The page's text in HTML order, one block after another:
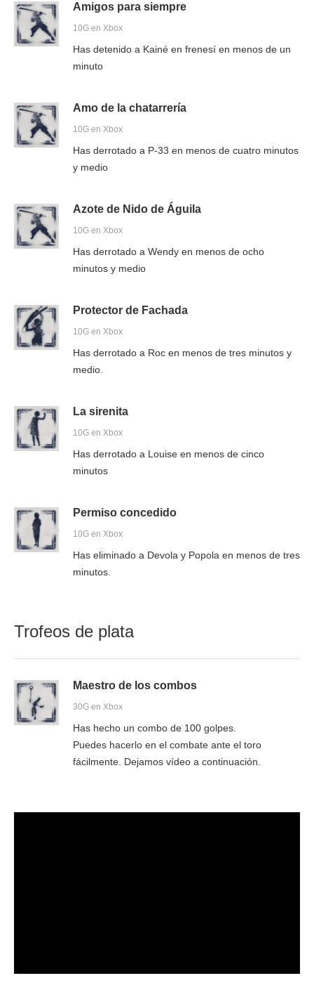
Amigos para siempre
10G en Xbox
Has detenido a Kainé en frenesí en menos de un
minuto
Amo de la chatarrería
10G en Xbox
Has derrotado a P-33 en menos de cuatro minutos
y medio
Azote de Nido de Águila
10G en Xbox
Has derrotado a Wendy en menos de ocho
minutos y medio
Protector de Fachada
10G en Xbox
Has derrotado a Roc en menos de tres minutos y
medio.
La sirenita
10G en Xbox
Has derrotado a Louise en menos de cinco
minutos
Permiso concedido
10G en Xbox
Has eliminado a Devola y Popola en menos de tres
minutos.
Trofeos de plata
Maestro de los combos
30G en Xbox
Has hecho un combo de 100 golpes.
Puedes hacerlo en el combate ante el toro
fácilmente. Dejamos vídeo a continuación.